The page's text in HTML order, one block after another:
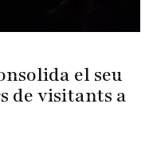
el seu
de visitants a